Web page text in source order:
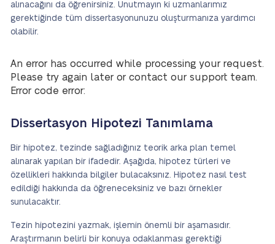
alınacağını da öğrenirsiniz. Unutmayın ki uzmanlarımız
gerektiğinde tüm dissertasyonunuzu oluşturmanıza yardımcı
olabilir.
An error has occurred while processing your request.
Please try again later or contact our support team.
Error code error:
Dissertasyon Hipotezi Tanımlama
Bir hipotez, tezinde sağladığınız teorik arka plan temel
alınarak yapılan bir ifadedir. Aşağıda, hipotez türleri ve
özellikleri hakkında bilgiler bulacaksınız. Hipotez nasıl test
edildiği hakkında da öğreneceksiniz ve bazı örnekler
sunulacaktır.
Tezin hipotezini yazmak, işlemin önemli bir aşamasıdır.
Araştırmanın belirli bir konuya odaklanması gerektiği